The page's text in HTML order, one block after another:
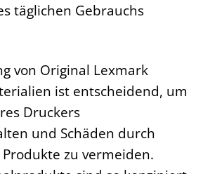
täglichen Gebrauchs
von Original Lexmark
ist entscheidend, um
Druckers
und Schäden durch
zu vermeiden.